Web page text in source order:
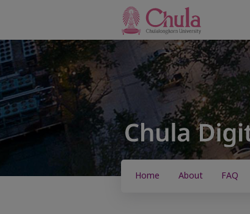
Home About FAQ